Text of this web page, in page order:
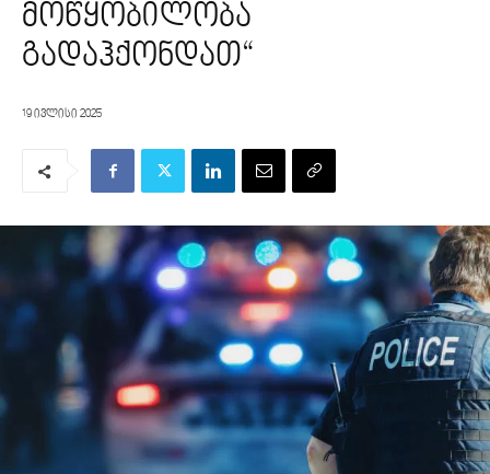
მოწყობილობა
გადაჰქონდათ“
19 ივლისი 2025